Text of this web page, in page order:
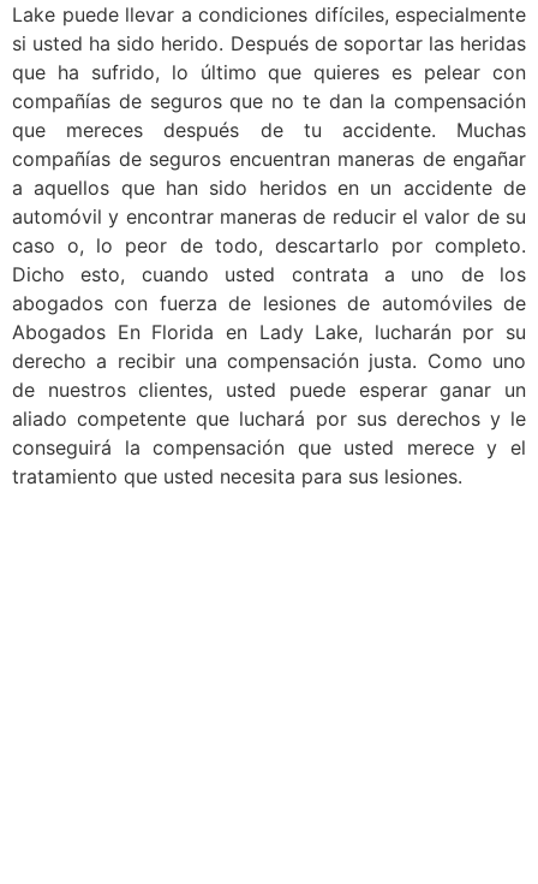
Lake puede llevar a condiciones difíciles, especialmente
si usted ha sido herido. Después de soportar las heridas
que ha sufrido, lo último que quieres es pelear con
compañías de seguros que no te dan la compensación
que mereces después de tu accidente. Muchas
compañías de seguros encuentran maneras de engañar
a aquellos que han sido heridos en un accidente de
automóvil y encontrar maneras de reducir el valor de su
caso o, lo peor de todo, descartarlo por completo.
Dicho esto, cuando usted contrata a uno de los
abogados con fuerza de lesiones de automóviles de
Abogados En Florida en Lady Lake, lucharán por su
derecho a recibir una compensación justa. Como uno
de nuestros clientes, usted puede esperar ganar un
aliado competente que luchará por sus derechos y le
conseguirá la compensación que usted merece y el
tratamiento que usted necesita para sus lesiones.